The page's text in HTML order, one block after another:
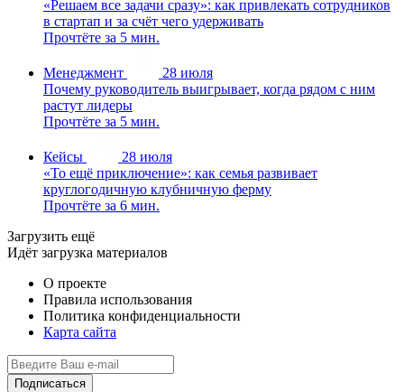
«Решаем все задачи сразу»: как привлекать сотрудников
в стартап и за счёт чего удерживать
Прочтёте за 5 мин.
Менеджмент
28 июля
Почему руководитель выигрывает, когда рядом с ним
растут лидеры
Прочтёте за 5 мин.
Кейсы
28 июля
«То ещё приключение»: как семья развивает
круглогодичную клубничную ферму
Прочтёте за 6 мин.
Загрузить ещё
Идёт загрузка материалов
О проекте
Правила использования
Политика конфиденциальности
Карта сайта